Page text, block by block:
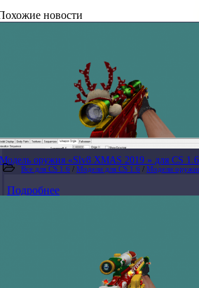
новости
Модель оружия «Slv8 XMAS 2019 » для CS 1.6
Все для CS 1.6 / Модели для CS 1.6 / Модели
Подробнее